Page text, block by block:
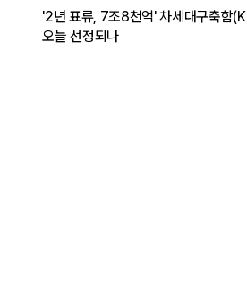
'2년 표류, 7조8천억' 차세대구축함
오늘 선정되나